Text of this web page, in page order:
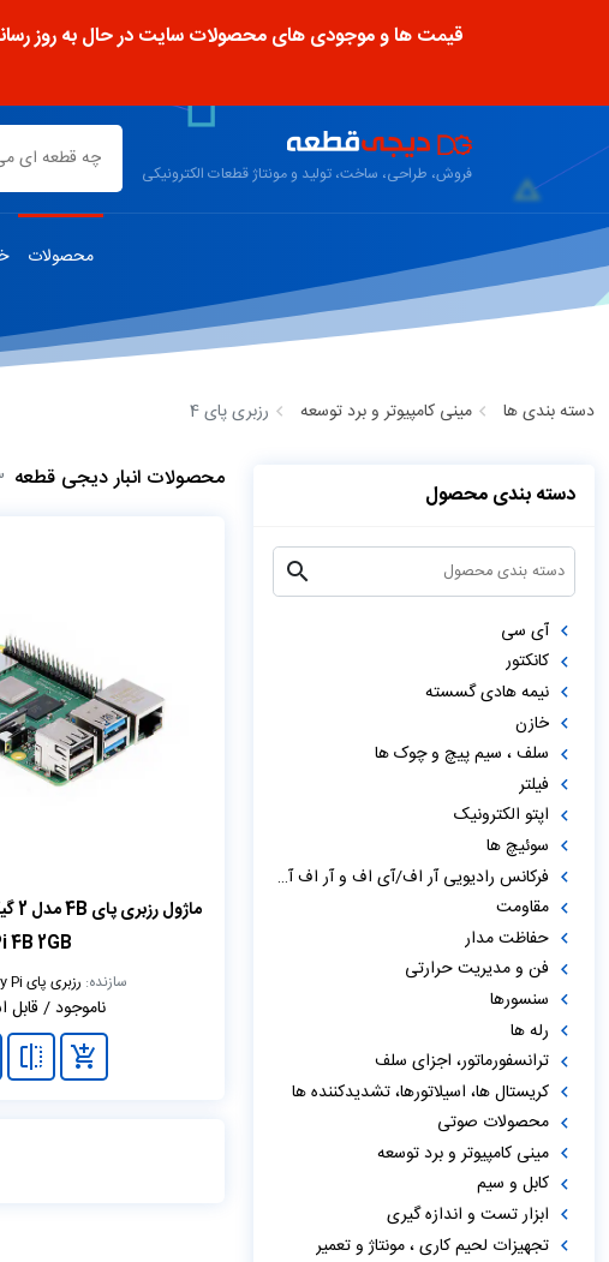
قیمت ها و موجودی های محصولات سایت در حال به روز
فروش، طراحی، ساخت، تولید و مونتاژ قطعات الکترونیکی
محصولات
دسته بندی ها مینی کامپیوتر و برد توسعه رزبری پای 4
دسته بندی محصول
آی سی
کانکتور
نیمه هادی گسسته
خازن
سلف ، سیم پیچ و چوک ها
فیلتر
اپتو الکترونیک
سوئیچ ها
فرکانس رادیویی آر اف/آی اف و آر اف آی دی
مقاومت
حفاظت مدار
فن و مدیریت حرارتی
سنسورها
رله ها
ترانسفورماتور، اجزای سلف
کریستال ها، اسیلاتورها، تشدیدکننده ها
محصولات صوتی
مینی کامپیوتر و برد توسعه
کابل و سیم
ابزار تست و اندازه گیری
تجهیزات لحیم کاری ، مونتاژ و تعمیر
محصولات انبار دیجی قطعه 3
4B 2GB
سازنده: رزبری پای Raspberry Pi
ناموجود / قابل